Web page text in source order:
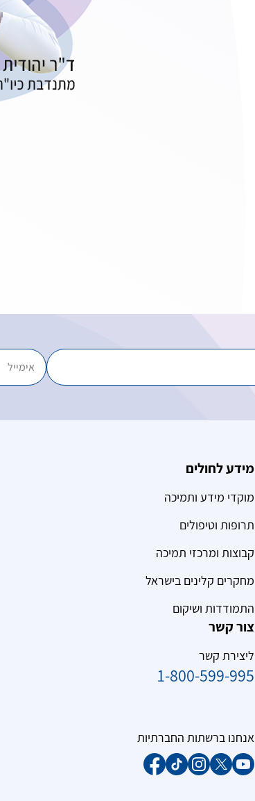
מידע לחולים
מוקדי מידע ותמיכה
תרופות וטיפולים
קבוצות ומרכזי תמיכה
מחקרים קלינים בישראל
התמודדות ושיקום
צור קשר
ליצירת קשר
1-800-599-995
אנחנו ברשתות החברתיות